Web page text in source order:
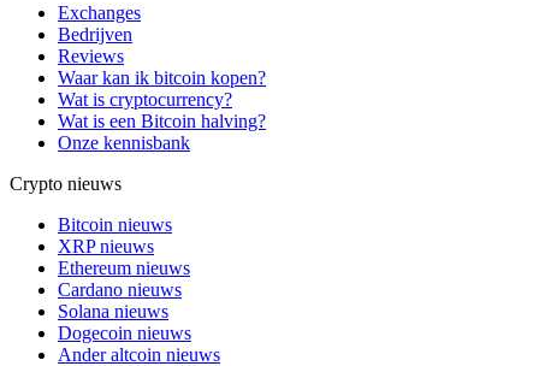
Exchanges
Bedrijven
Reviews
Waar kan ik bitcoin kopen?
Wat is cryptocurrency?
Wat is een Bitcoin halving?
Onze kennisbank
Crypto nieuws
Bitcoin nieuws
XRP nieuws
Ethereum nieuws
Cardano nieuws
Solana nieuws
Dogecoin nieuws
Ander altcoin nieuws